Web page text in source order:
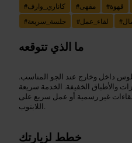
#كاناري_وارف #مقهى #قهوة
#جلسة_سريعة #لقاء_عمل #
ما الذي تتوقعه
داخل وخارج عند الجو المناسب.
والأطباق الخفيفة. الخدمة سريعة
غير رسمية أو عمل سريع على
اللابتوب.
خطط لزيارتك